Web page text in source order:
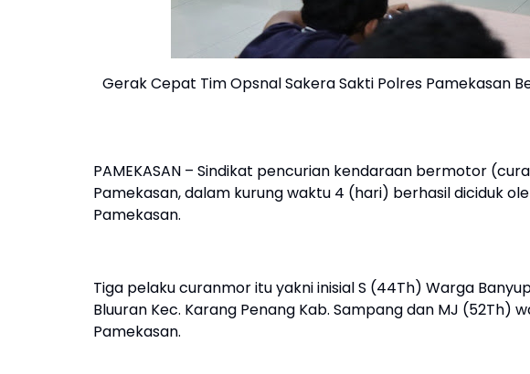
Gerak Cepat Tim Opsnal Sakera Sakti Polres Pamekasan
PAMEKASAN – Sindikat pencurian kendaraan bermotor
Pamekasan, dalam kurung waktu 4 (hari) berhasil diciduk
Pamekasan.
Tiga pelaku curanmor itu yakni inisial S (44Th) Warga
Bluuran Kec. Karang Penang Kab. Sampang dan MJ (52Th)
Pamekasan.